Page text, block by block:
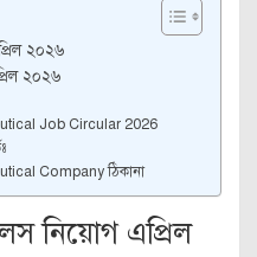
২০২৬
২০২৬
Job Circular 2026
Company ঠিকানা
নিয়োগ এপ্রিল